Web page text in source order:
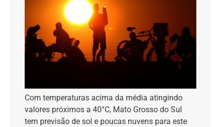
Com temperaturas acima da média atingindo
valores próximos a 40°C, Mato Grosso do Sul
tem previsão de sol e poucas nuvens para este